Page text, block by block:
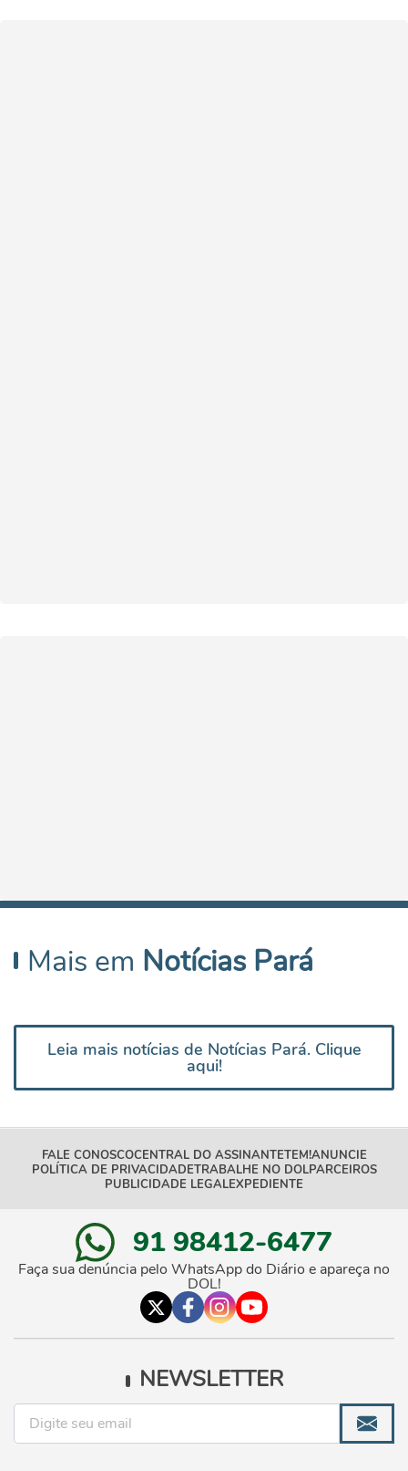
Mais em Notícias Pará
Leia mais notícias de Notícias Pará. Clique
aqui!
FALE CONOSCOCENTRAL DO ASSINANTETEM!ANUNCIE
POLÍTICA DE PRIVACIDADETRABALHE NO DOLPARCEIROS
PUBLICIDADE LEGALEXPEDIENTE
91 98412-6477
Faça sua denúncia pelo WhatsApp do Diário e apareça no
DOL!
NEWSLETTER